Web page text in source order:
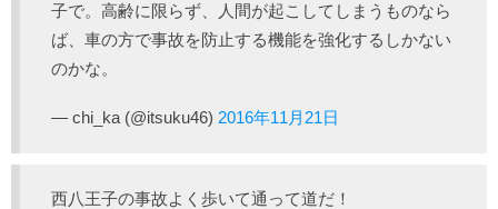
子で。高齢に限らず、人間が起こしてしまうものなら
ば、車の方で事故を防止する機能を強化するしかない
のかな。
— chi_ka (@itsuku46) 2016年11月21日
西八王子の事故よく歩いて通って道だ！